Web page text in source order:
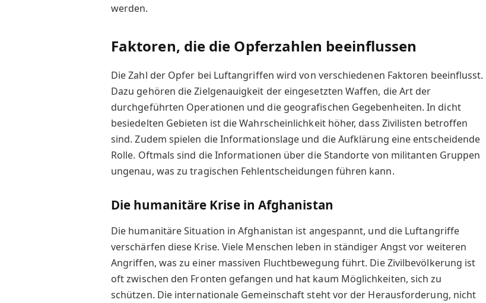
werden.
Faktoren, die die Opferzahlen beeinflussen
Die Zahl der Opfer bei Luftangriffen wird von verschiedenen Faktoren beeinflusst.
Dazu gehören die Zielgenauigkeit der eingesetzten Waffen, die Art der
durchgeführten Operationen und die geografischen Gegebenheiten. In dicht
besiedelten Gebieten ist die Wahrscheinlichkeit höher, dass Zivilisten betroffen
sind. Zudem spielen die Informationslage und die Aufklärung eine entscheidende
Rolle. Oftmals sind die Informationen über die Standorte von militanten Gruppen
ungenau, was zu tragischen Fehlentscheidungen führen kann.
Die humanitäre Krise in Afghanistan
Die humanitäre Situation in Afghanistan ist angespannt, und die Luftangriffe
verschärfen diese Krise. Viele Menschen leben in ständiger Angst vor weiteren
Angriffen, was zu einer massiven Fluchtbewegung führt. Die Zivilbevölkerung ist
oft zwischen den Fronten gefangen und hat kaum Möglichkeiten, sich zu
schützen. Die internationale Gemeinschaft steht vor der Herausforderung, nicht